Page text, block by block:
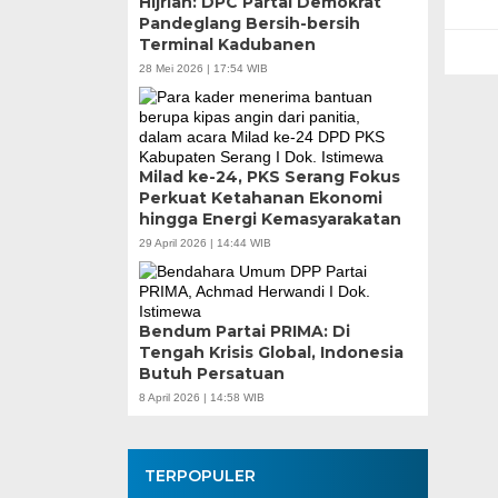
Pandeglang Bersih-bersih
Terminal Kadubanen
28 Mei 2026 | 17:54 WIB
Milad ke-24, PKS Serang Fokus
Perkuat Ketahanan Ekonomi
hingga Energi Kemasyarakatan
29 April 2026 | 14:44 WIB
Bendum Partai PRIMA: Di
Tengah Krisis Global, Indonesia
Butuh Persatuan
8 April 2026 | 14:58 WIB
TERPOPULER
Teknokratif